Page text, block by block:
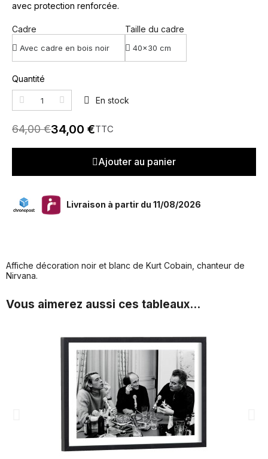
avec protection renforcée.
Cadre Taille du cadre
Quantité
En stock
64,00 €34,00 €TTC
Ajouter au panier
Livraison à partir du 11/08/2026
Affiche décoration noir et blanc de Kurt Cobain, chanteur de
Nirvana.
Vous aimerez aussi ces tableaux...